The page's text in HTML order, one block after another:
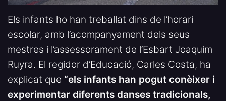
Els infants ho han treballat dins de l’horari
escolar, amb l’acompanyament dels seus
mestres i l’assessorament de l’Esbart Joaquim
Ruyra. El regidor d’Educació, Carles Costa, ha
explicat que “els infants han pogut conèixer i
experimentar diferents danses tradicionals,